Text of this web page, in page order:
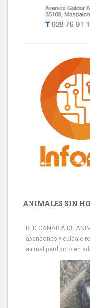
ANIMALES SIN
RED CANARIA DE
abandones y cuídale
animal perdido o en